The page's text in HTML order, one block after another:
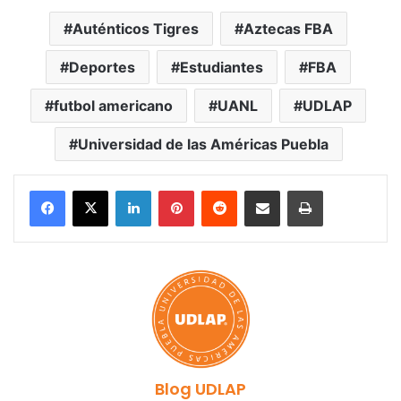
Auténticos Tigres Aztecas FBA
Deportes Estudiantes FBA
futbol americano UANL UDLAP
Universidad de las Américas Puebla
LinkedInPinterestReddit Share via Email Print
Blog UDLAP